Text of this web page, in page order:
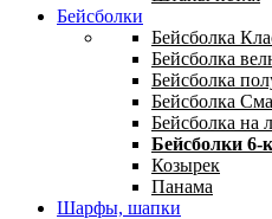
Бейсболки
Бейсболка
Бейсболка
Бейсболка
Бейсболка
Бейсболка на
Бейсболки 6-
Козырек
Панама
Шарфы, шапки